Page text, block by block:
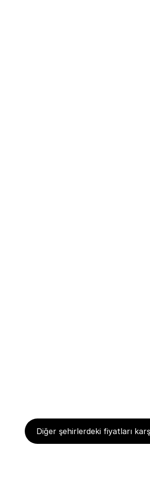
Diğer şehirlerdeki fiyatları